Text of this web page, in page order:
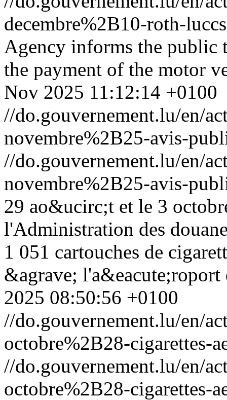
decembre%2B10-roth-
Agency informs the public
the payment of the motor
Nov 2025 11:12:14 +0100
//do.gouvernement.lu/en/
novembre%2B25-avis-
//do.gouvernement.lu/en/
novembre%2B25-avis-
29 ao&ucirc;t et le 3
l'Administration des
1 051 cartouches de
&agrave;
2025 08:50:56 +0100
//do.gouvernement.lu/en/
octobre%2B28-cigarettes-
//do.gouvernement.lu/en/
octobre%2B28-cigarettes-